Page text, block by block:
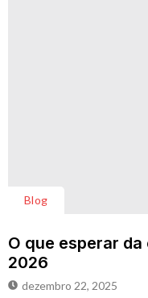
Blog
O que esperar
2026
dezembro 22, 2025